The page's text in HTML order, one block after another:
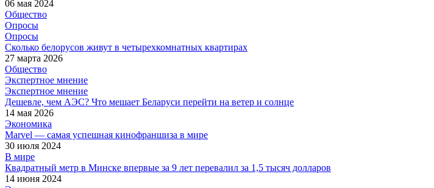
06 мая 2024
Общество
Опросы
Опросы
Сколько белорусов живут в четырехкомнатных квартирах
27 марта 2026
Общество
Экспертное мнение
Экспертное мнение
Дешевле, чем АЭС? Что мешает Беларуси перейти на ветер и солнце
14 мая 2026
Экономика
Marvel — самая успешная кинофраншиза в мире
30 июля 2024
В мире
Квадратный метр в Минске впервые за 9 лет перевалил за 1,5 тысяч долларов
14 июня 2024